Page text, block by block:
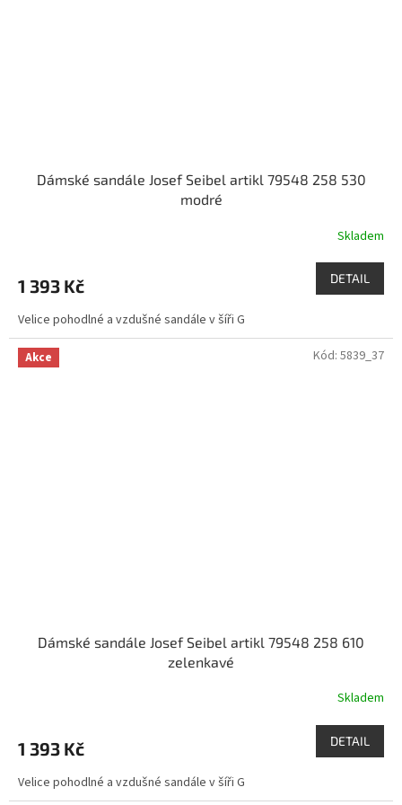
Dámské sandále Josef Seibel artikl 79548 258 530
modré
Skladem
1 393 Kč DETAIL
Velice pohodlné a vzdušné sandále v šíři G
Akce
Dámské sandále Josef Seibel artikl 79548 258 610
zelenkavé
Skladem
1 393 Kč DETAIL
Velice pohodlné a vzdušné sandále v šíři G
Kód: 5839_37